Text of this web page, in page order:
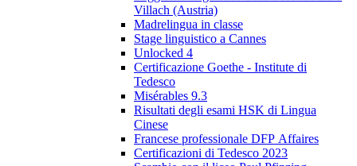
Villach (Austria)
Madrelingua in classe
Stage linguistico a Cannes
Unlocked 4
Certificazione Goethe - Institute di
Tedesco
Misérables 9.3
Risultati degli esami HSK di Lingua
Cinese
Francese professionale DFP Affaires
Certificazioni di Tedesco 2023